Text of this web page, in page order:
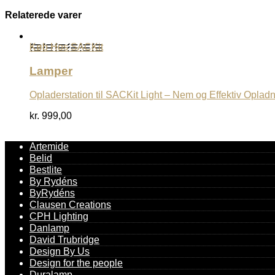
Relaterede varer
Køb Hos SACKit
Lamper
Opladerstation til SACKit Light – Nem og Effektiv
kr. 999,00
Artemide
Belid
Bestlite
By Rydéns
ByRydéns
Clausen Creations
CPH Lighting
Danlamp
David Trubridge
Design By Us
Design for the people